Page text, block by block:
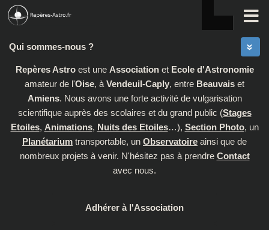
Skip to content
Qui sommes-nous ?
Repères Astroest une Associationet Ecole d'Astronomie
amateur de l'Oise, à Vendeuil-Caply, entre Beauvais et
Amiens. Nous avons une forte activité de vulgarisation
scientifique auprès des scolaires et du grand public (Stages
Etoiles, Animations, Nuits des Etoiles…), Section Photo, un
Planétarium transportable, un Observatoire ainsi que de
nombreux projets à venir. N'hésitez pas à prendre Contact
avec nous.
Adhérer à l'Association